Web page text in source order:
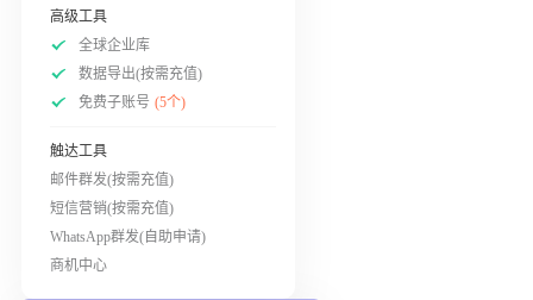
高级工具
全球企业库
数据导出(按需充值)
免费子账号 (5个)
触达工具
邮件群发(按需充值)
短信营销(按需充值)
WhatsApp群发(自助申请)
商机中心